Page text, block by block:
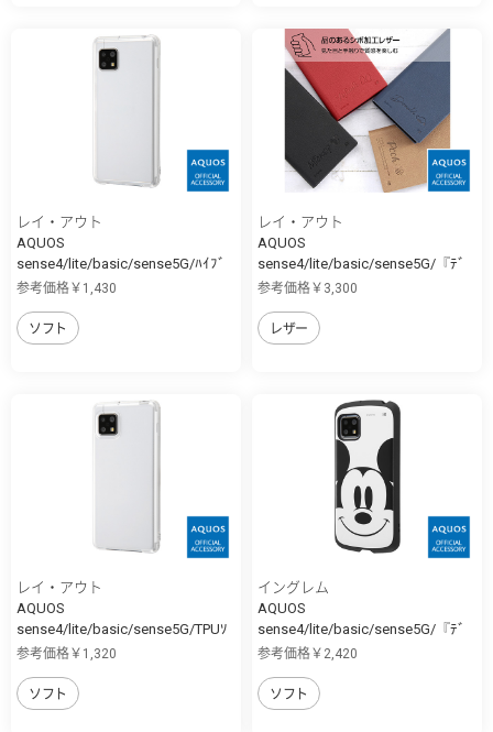
レイ・アウト
AQUOS
sense4/lite/basic/sense5G/ﾊｲﾌﾞ
ﾘ...
参考価格￥1,430
ソフト
レイ・アウト
AQUOS
sense4/lite/basic/sense5G/『ﾃﾞ
ｨ...
参考価格￥3,300
レザー
レイ・アウト
AQUOS
sense4/lite/basic/sense5G/TPUｿ
ﾌ...
参考価格￥1,320
ソフト
イングレム
AQUOS
sense4/lite/basic/sense5G/『ﾃﾞ
ｨ...
参考価格￥2,420
ソフト